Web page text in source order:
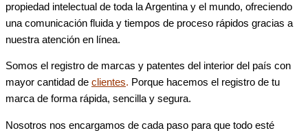
propiedad intelectual de toda la Argentina y el mundo, ofreciendo
una comunicación fluida y tiempos de proceso rápidos gracias a
nuestra atención en línea.
Somos el registro de marcas y patentes del interior del país con
mayor cantidad de clientes. Porque hacemos el registro de tu
marca de forma rápida, sencilla y segura.
Nosotros nos encargamos de cada paso para que todo esté